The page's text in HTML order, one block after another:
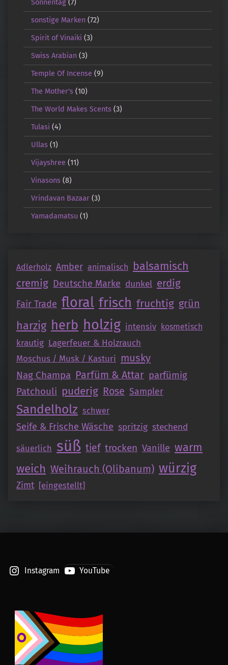
Sonnentag(7)
sonstige Marken(72)
Spirit of Vinaiki (3)
Swiss Arabian(3)
Temple Of Incense (9)
The Mother's(10)
The World Makes Scents(3)
Tulasi (4)
Ullas(1)
Vijayshree (11)
Vinasons(8)
Vrindavan Bazaar(3)
Yamadamatsu (1)
Adlerholz Amber animalisch balsamisch
cremig Deutsche Marke dunkel erdig
Fair Trade floral frisch fruchtig grün
harzig herb holzig intensiv kosmetisch
krautig Lagerfeuer & Holzrauch
Moschus / Musk / Kasturi musky
Nag Champa Parfüm & Attar parfümig
Patchouli puderig Rose Sampler
Sandelholz schwer
Seife & Frische Wäsche spritzig stechend
säuerlich süß tief trocken Vanille warm
weich Weihrauch (Olibanum) würzig
Zimt [eingestellt]
Instagram YouTube